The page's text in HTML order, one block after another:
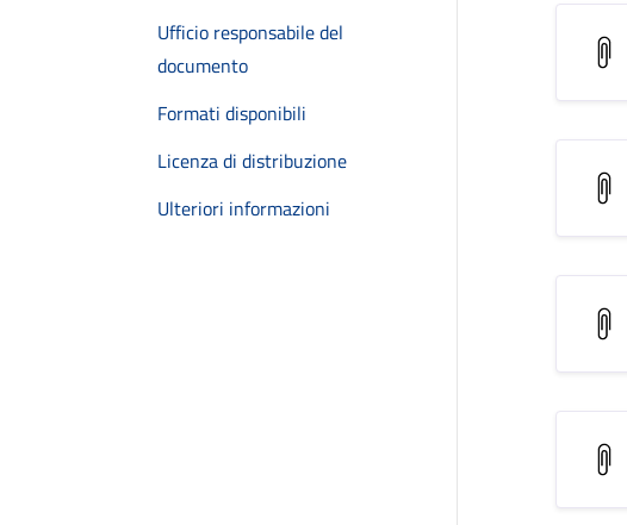
Ufficio responsabile del
documento
Formati disponibili
Licenza di distribuzione
Ulteriori informazioni